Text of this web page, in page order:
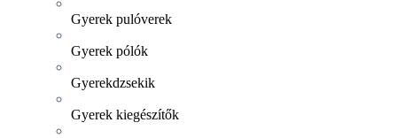
Gyerek pulóverek
Gyerek pólók
Gyerekdzsekik
Gyerek kiegészítők